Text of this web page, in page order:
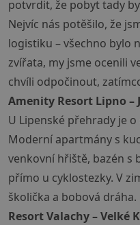
potvrdit, že pobyt tady
Nejvíc nás potěšilo, že
logistiku – všechno bylo
zvířata, my jsme ocenili
chvíli odpočinout,
Amenity Resort Lipno –
U Lipenské přehrady je
Moderní apartmány s
venkovní hřiště, bazén s
přímo u cyklostezky. V
školička a bobová dráha.
Resort Valachy – Velké